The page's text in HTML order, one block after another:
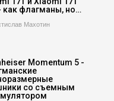
как флагманы, но…
Махотин
Momentum 5 -
со съемным